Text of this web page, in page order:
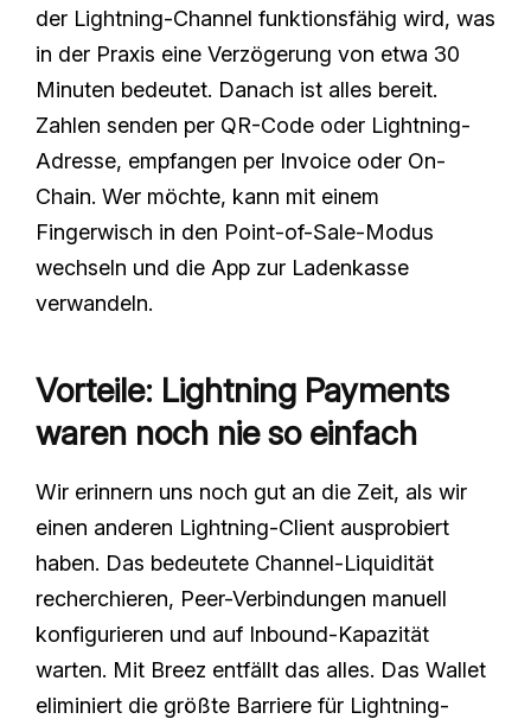
der Lightning-Channel funktionsfähig wird, was
in der Praxis eine Verzögerung von etwa 30
Minuten bedeutet. Danach ist alles bereit.
Zahlen senden per QR-Code oder Lightning-
Adresse, empfangen per Invoice oder On-
Chain. Wer möchte, kann mit einem
Fingerwisch in den Point-of-Sale-Modus
wechseln und die App zur Ladenkasse
verwandeln.
Vorteile: Lightning Payments
waren noch nie so einfach
Wir erinnern uns noch gut an die Zeit, als wir
einen anderen Lightning-Client ausprobiert
haben. Das bedeutete Channel-Liquidität
recherchieren, Peer-Verbindungen manuell
konfigurieren und auf Inbound-Kapazität
warten. Mit Breez entfällt das alles. Das Wallet
eliminiert die größte Barriere für Lightning-